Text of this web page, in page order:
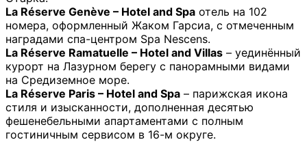
La Réserve Genève – Hotel and Spa отель на 102
номера, оформленный Жаком Гарсиа, с отмеченным
наградами спа-центром Spa Nescens.
La Réserve Ramatuelle – Hotel and Villas – уединённый
курорт на Лазурном берегу с панорамными видами
на Средиземное море.
La Réserve Paris – Hotel and Spa – парижская икона
стиля и изысканности, дополненная десятью
фешенебельными апартаментами с полным
гостиничным сервисом в 16-м округе.